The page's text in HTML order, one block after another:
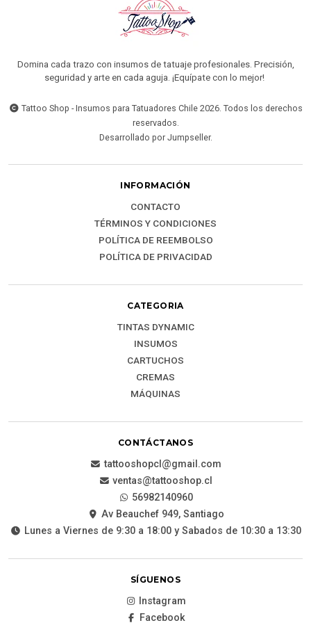
Domina cada trazo con insumos de tatuaje profesionales. Precisión,
seguridad y arte en cada aguja. ¡Equípate con lo mejor!
Tattoo Shop - Insumos para Tatuadores Chile 2026. Todos los derechos
reservados.
Desarrollado por Jumpseller.
INFORMACIÓN
CONTACTO
TÉRMINOS Y CONDICIONES
POLÍTICA DE REEMBOLSO
POLÍTICA DE PRIVACIDAD
CATEGORIA
TINTAS DYNAMIC
INSUMOS
CARTUCHOS
CREMAS
MÁQUINAS
CONTÁCTANOS
tattooshopcl@gmail.com
ventas@tattooshop.cl
56982140960
Av Beauchef 949, Santiago
Lunes a Viernes de 9:30 a 18:00 y Sabados de 10:30 a 13:30
SÍGUENOS
Instagram
Facebook